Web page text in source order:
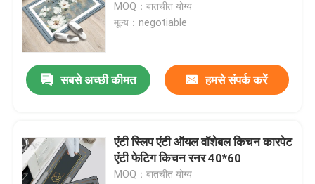
उत्पादों
MOQ：बातचीत योग्य
मूल्य：negotiable
सबसे अच्छी कीमत हमसे संपर्क करें
एंटी स्लिप एंटी ऑयल वॉशेबल किचन कारपेट
एंटी फेटिग किचन रनर 40*60
MOQ：बातचीत योग्य